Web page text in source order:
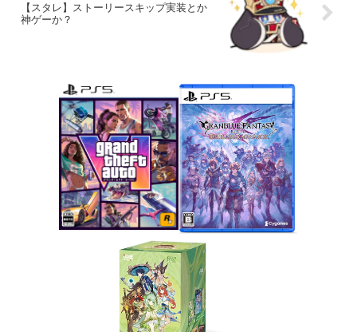
【スタレ】ストーリースキップ実装とか
神ゲーか？